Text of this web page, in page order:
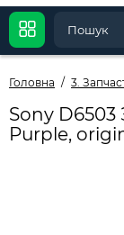
Головна 3.
Sony
Purple,